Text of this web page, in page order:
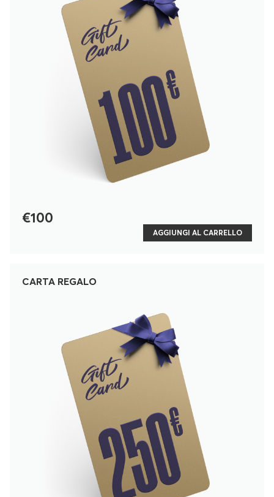
€100
AGGIUNGI AL CARRELLO
CARTA REGALO